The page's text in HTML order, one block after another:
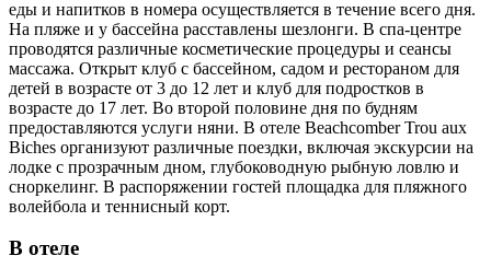
еды и напитков в номера осуществляется в течение всего дня.
На пляже и у бассейна расставлены шезлонги. В спа-центре
проводятся различные косметические процедуры и сеансы
массажа. Открыт клуб с бассейном, садом и рестораном для
детей в возрасте от 3 до 12 лет и клуб для подростков в
возрасте до 17 лет. Во второй половине дня по будням
предоставляются услуги няни. В отеле Beachcomber Trou aux
Biches организуют различные поездки, включая экскурсии на
лодке с прозрачным дном, глубоководную рыбную ловлю и
сноркелинг. В распоряжении гостей площадка для пляжного
волейбола и теннисный корт.
В отеле